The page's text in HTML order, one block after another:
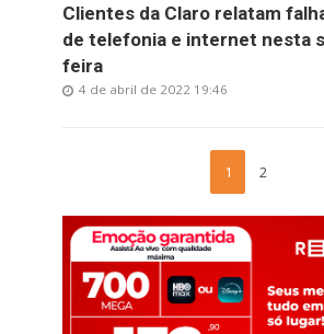
Clientes da Claro relatam
de telefonia e internet nesta
feira
4 de abril de 2022 19:46
1 2